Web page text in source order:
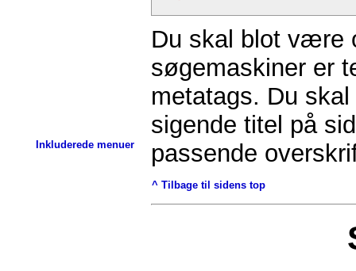
Du skal blot være
søgemaskiner er
metatags. Du
sigende titel på
passende
^ Tilbage til sidens top
Inkluderede menuer